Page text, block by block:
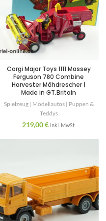
Corgi Major Toys 1111 Massey
Ferguson 780 Combine
Harvester Mähdrescher |
Made in GT.Britain
Spielzeug | Modellautos | Puppen &
Teddys
219,00€ inkl. MwSt.